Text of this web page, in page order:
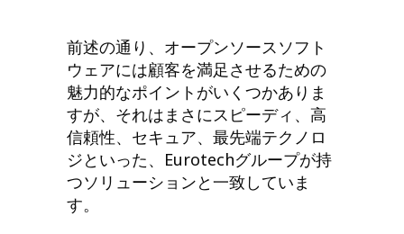
前述の通り、オープンソースソフト
ウェアには顧客を満足させるための
魅力的なポイントがいくつかありま
すが、それはまさにスピーディ、高
信頼性、セキュア、最先端テクノロ
ジといった、Eurotechグループが持
つソリューションと一致していま
す。